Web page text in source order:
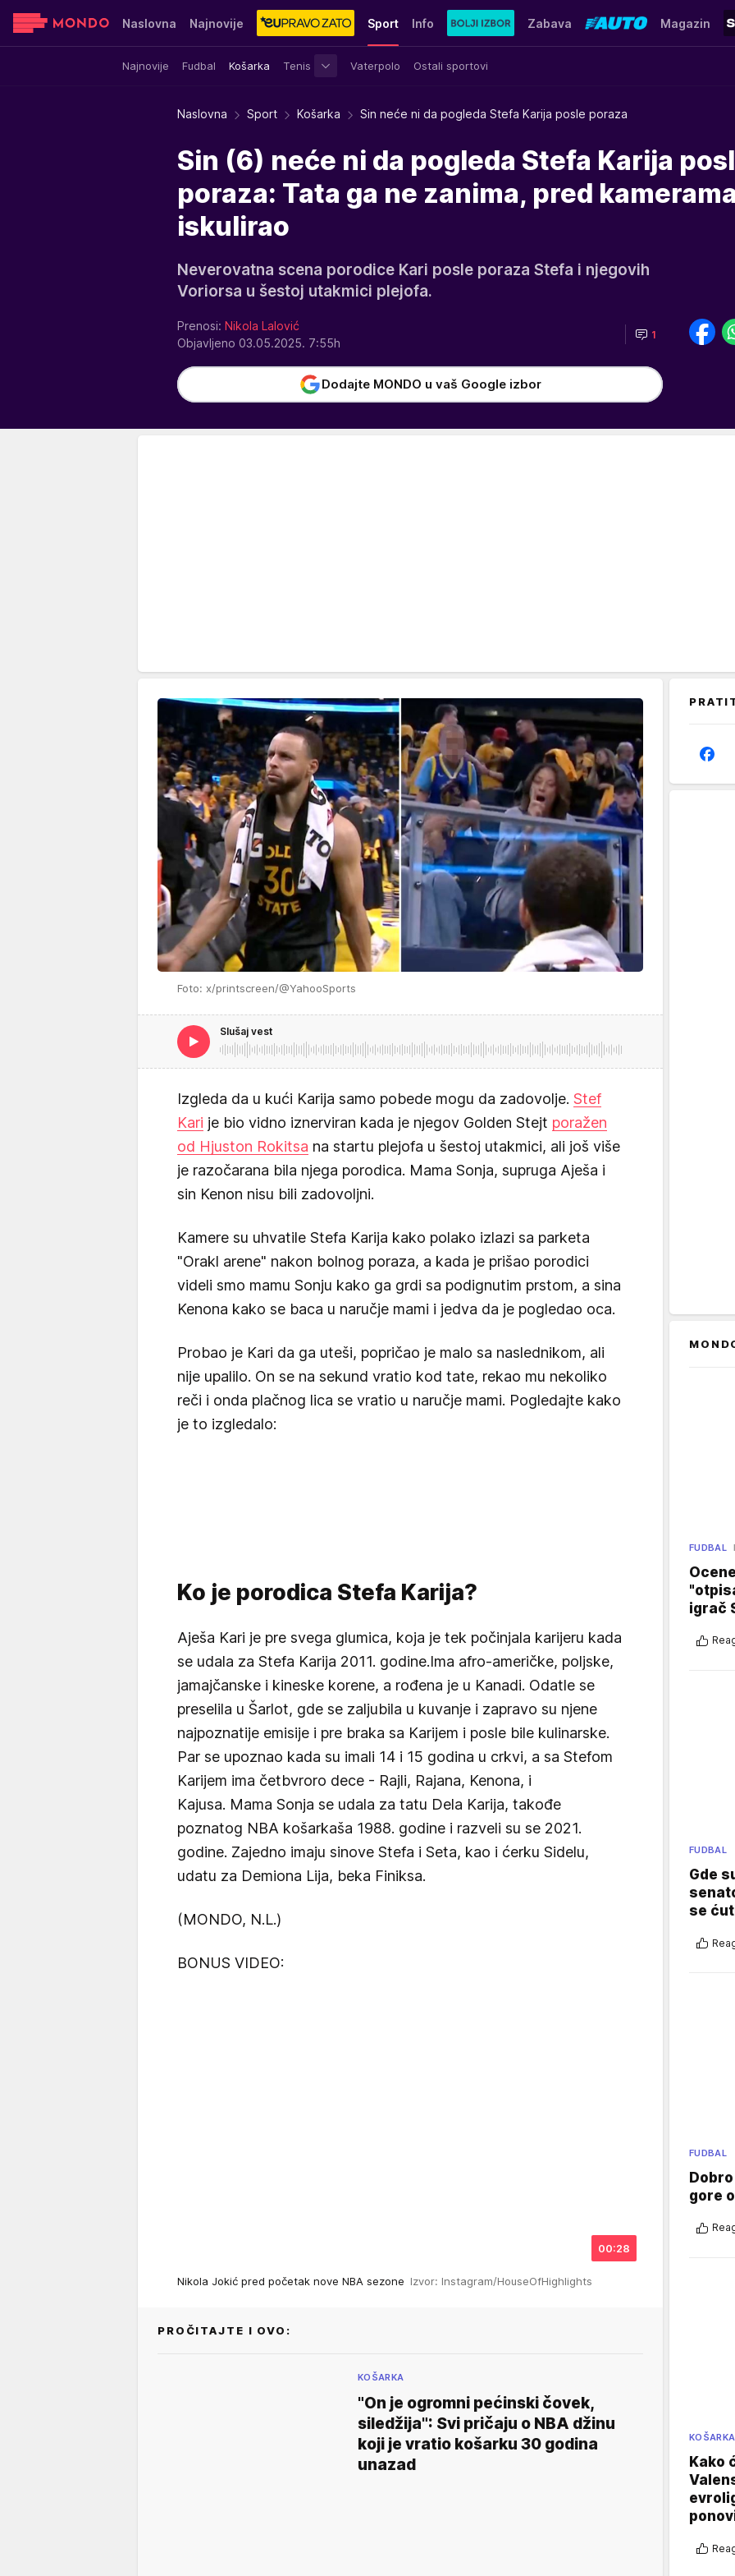
Naslovna Najnovije Sport
Najnovije Fudbal Košarka Tenis Vaterpolo Ostali sportovi
Info Zabava Magazin
Sensa Stvar ukusa Yumama
Naslovna Sport Košarka Sin neće ni da pogleda Stefa Karija posle poraza
Sin (6) neće ni da pogleda Stefa Karija
poraza: Tata ga ne zanima, pred
iskulirao
Neverovatna scena porodice Kari posle poraza Stefa i njegovih
Voriorsa u šestoj utakmici plejofa.
Prenosi: Nikola Lalović
Objavljeno 03.05.2025. 7:55h
1
Dodajte MONDO u vaš Google izbor
Foto: x/printscreen/@YahooSports
Slušaj vest
Izgleda da u kući Karija samo pobede mogu da zadovolje. Stef
Kari je bio vidno iznerviran kada je njegov Golden Stejt poražen
od Hjuston Rokitsa na startu plejofa u šestoj utakmici, ali još više
je razočarana bila njega porodica. Mama Sonja, supruga Aješa i
sin Kenon nisu bili zadovoljni.
Kamere su uhvatile Stefa Karija kako polako izlazi sa parketa
"Orakl arene" nakon bolnog poraza, a kada je prišao porodici
videli smo mamu Sonju kako ga grdi sa podignutim prstom, a sina
Kenona kako se baca u naručje mami i jedva da je pogledao oca.
Probao je Kari da ga uteši, popričao je malo sa naslednikom, ali
nije upalilo. On se na sekund vratio kod tate, rekao mu nekoliko
reči i onda plačnog lica se vratio u naručje mami. Pogledajte kako
je to izgledalo:
Ko je porodica Stefa Karija?
Aješa Kari je pre svega glumica, koja je tek počinjala karijeru kada
se udala za Stefa Karija 2011. godine.Ima afro-američke, poljske,
jamajčanske i kineske korene, a rođena je u Kanadi. Odatle se
preselila u Šarlot, gde se zaljubila u kuvanje i zapravo su njene
najpoznatije emisije i pre braka sa Karijem i posle bile kulinarske.
Par se upoznao kada su imali 14 i 15 godina u crkvi, a sa Stefom
Karijem ima četbvroro dece - Rajli, Rajana, Kenona, i
Kajusa. Mama Sonja se udala za tatu Dela Karija, takođe
poznatog NBA košarkaša 1988. godine i razveli su se 2021.
godine. Zajedno imaju sinove Stefa i Seta, kao i ćerku Sidelu,
udatu za Demiona Lija, beka Finiksa.
(MONDO, N.L.)
BONUS VIDEO:
00:28
Nikola Jokić pred početak nove NBA sezone Izvor: Instagram/HouseOfHighlights
PROČITAJTE I OVO:
KOŠARKA
"On je ogromni pećinski čovek,
siledžija": Svi pričaju o NBA džinu
koji je vratio košarku 30 godina
unazad
FUDBAL
igrač
FUDBAL
Gde
se
FUDBAL
gore
KOŠARKA
Kako